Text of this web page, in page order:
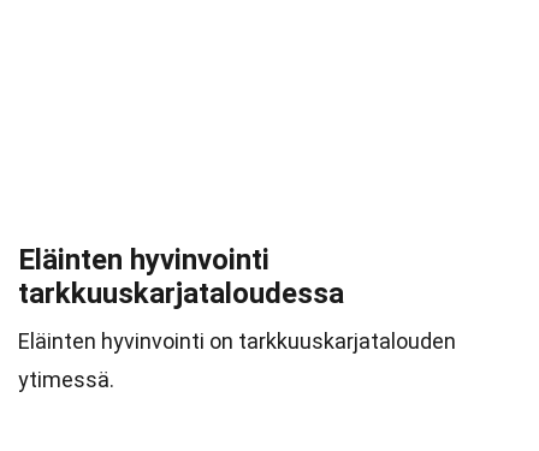
Eläinten hyvinvointi
tarkkuuskarjataloudessa
Eläinten hyvinvointi on tarkkuuskarjatalouden
ytimessä.